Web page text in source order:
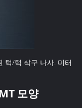
턱/턱 삭구 나사. 미터
모양